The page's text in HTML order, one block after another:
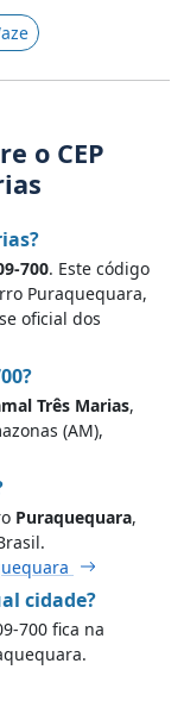
o CEP
700. Este código
Puraquequara,
oficial dos
Três Marias,
(AM),
Puraquequara,
cidade?
700 fica na